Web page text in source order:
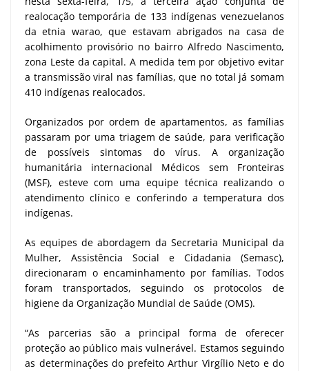
realocação temporária de 133 indígenas venezuelanos
da etnia warao, que estavam abrigados na casa de
acolhimento provisório no bairro Alfredo Nascimento,
zona Leste da capital. A medida tem por objetivo evitar
a transmissão viral nas famílias, que no total já somam
410 indígenas realocados.
Organizados por ordem de apartamentos, as famílias
passaram por uma triagem de saúde, para verificação
de possíveis sintomas do vírus. A organização
humanitária internacional Médicos sem Fronteiras
(MSF), esteve com uma equipe técnica realizando o
atendimento clínico e conferindo a temperatura dos
indígenas.
As equipes de abordagem da Secretaria Municipal da
Mulher, Assistência Social e Cidadania (Semasc),
direcionaram o encaminhamento por famílias. Todos
foram transportados, seguindo os protocolos de
higiene da Organização Mundial de Saúde (OMS).
“As parcerias são a principal forma de oferecer
proteção ao público mais vulnerável. Estamos seguindo
as determinações do prefeito Arthur Virgílio Neto e do